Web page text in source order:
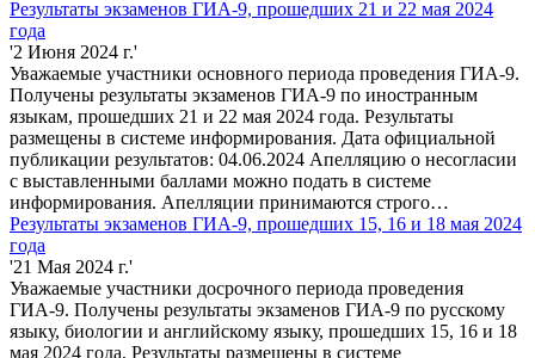
Результаты экзаменов ГИА-9, прошедших 21 и 22 мая 2024
года
'2 Июня 2024 г.'
Уважаемые участники основного периода проведения ГИА-9.
Получены результаты экзаменов ГИА-9 по иностранным
языкам, прошедших 21 и 22 мая 2024 года. Результаты
размещены в системе информирования. Дата официальной
публикации результатов: 04.06.2024 Апелляцию о несогласии
с выставленными баллами можно подать в системе
информирования. Апелляции принимаются строго…
Результаты экзаменов ГИА-9, прошедших 15, 16 и 18 мая 2024
года
'21 Мая 2024 г.'
Уважаемые участники досрочного периода проведения
ГИА-9. Получены результаты экзаменов ГИА-9 по русскому
языку, биологии и английскому языку, прошедших 15, 16 и 18
мая 2024 года. Результаты размещены в системе